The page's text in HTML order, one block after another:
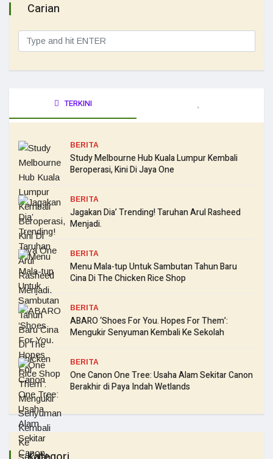
Carian
TERKINI
BERITA
Study Melbourne Hub Kuala Lumpur Kembali
Beroperasi, Kini Di Jaya One
BERITA
Jagakan Dia’ Trending! Taruhan Arul Rasheed
Menjadi.
BERITA
Menu Mala-tup Untuk Sambutan Tahun Baru
Cina Di The Chicken Rice Shop
BERITA
ABARO ‘Shoes For You. Hopes For Them’:
Mengukir Senyuman Kembali Ke Sekolah
BERITA
One Canon One Tree: Usaha Alam Sekitar Canon
Berakhir di Paya Indah Wetlands